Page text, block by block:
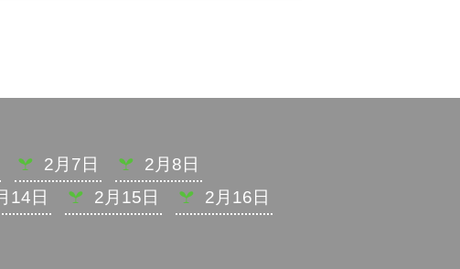
2月7日
2月8日
14日 2月15日
2月16日